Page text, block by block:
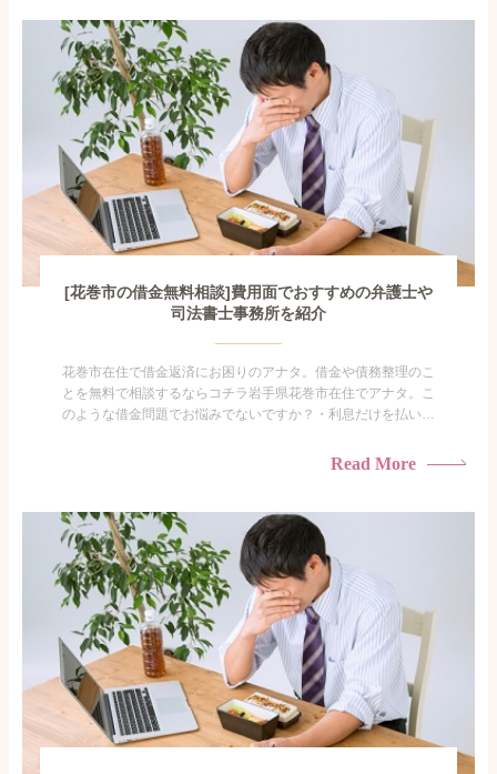
がありま...
[花巻市の借金無料相談]費用面でおすすめの弁護士や
司法書士事務所を紹介
花巻市在住で借金返済にお困りのアナタ。借金や債務整理のこ
とを無料で相談するならコチラ岩手県花巻市在住でアナタ。こ
のような借金問題でお悩みでないですか？・利息だけを払い続
られたくない・借金の催促、取り立てで憂鬱になる。・闇金に
がありま...
Read More